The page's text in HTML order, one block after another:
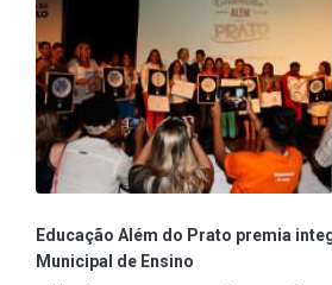
Educação Além do Prato premia
Municipal de Ensino